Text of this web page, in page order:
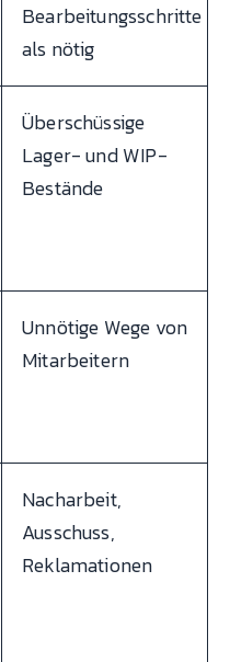
Bearbeitungsschritte
als nötig
Überschüssige
Lager- und WIP-
Bestände
Unnötige Wege von
Mitarbeitern
Nacharbeit,
Ausschuss,
Reklamationen